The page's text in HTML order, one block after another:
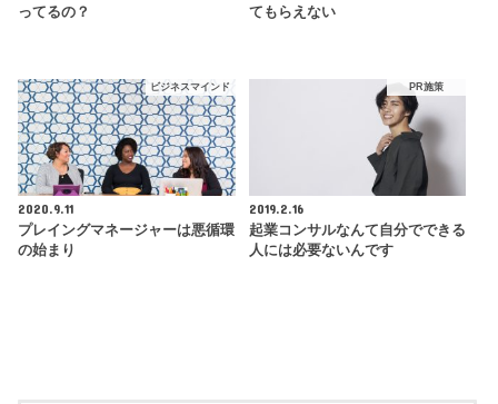
ってるの？
てもらえない
ビジネスマインド
2020.9.11
プレイングマネージャーは悪循環
の始まり
PR施策
2019.2.16
起業コンサルなんて自分でできる
人には必要ないんです